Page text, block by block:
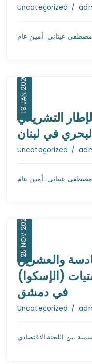
Uncategorized
19 JAN 2026
التشريعي
في لبنان
Uncategorized
25 NOV 2025
والعشرين
(الإسكوا)
في دمشق
Uncategorized